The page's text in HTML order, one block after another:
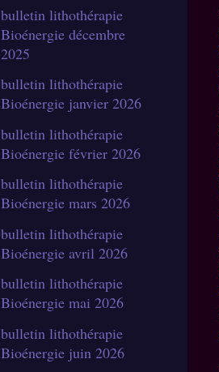
bulletin lithothérapie
Bioénergie décembre
2025
bulletin lithothérapie
Bioénergie janvier 2026
bulletin lithothérapie
Bioénergie février 2026
bulletin lithothérapie
Bioénergie mars 2026
bulletin lithothérapie
Bioénergie avril 2026
bulletin lithothérapie
Bioénergie mai 2026
bulletin lithothérapie
Bioénergie juin 2026